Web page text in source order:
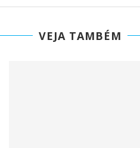
VEJA TAMBÉM